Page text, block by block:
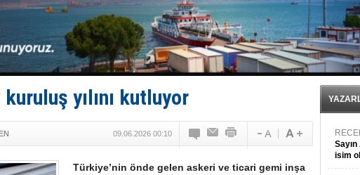
İstanbul ve Çanakkale: 6 ayda 40.000 gemi
TEKNOFEST ‘Mavi Vatan’ ziyaretçi kayıtları başladı!
yılını kutluyor
09.06.2026 00:10
Türkiye’nin önde gelen askeri ve ticari gemi inşa
isim